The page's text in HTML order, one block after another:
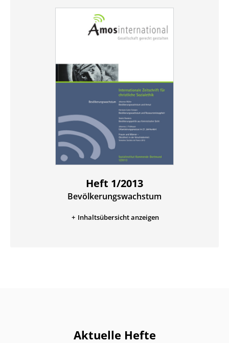
Heft 1/2013
:
Bevölkerungswachstum
Inhaltsübersicht anzeigen
Aktuelle Hefte